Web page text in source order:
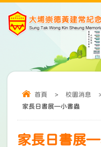
首頁 > 校園消息
家長日書展—小書蟲
家長日書展